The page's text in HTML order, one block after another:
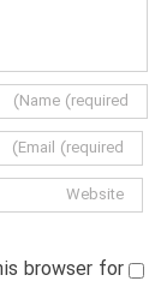
browser for